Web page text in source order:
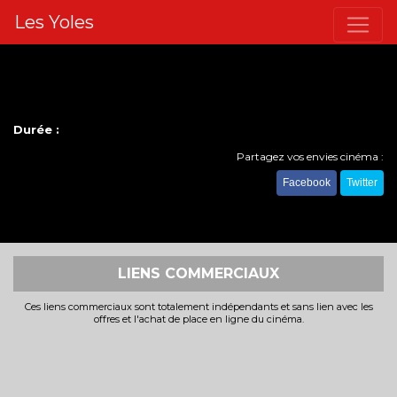
Les Yoles
Durée :
Partagez vos envies cinéma :
Facebook Twitter
LIENS COMMERCIAUX
Ces liens commerciaux sont totalement indépendants et sans lien avec les
offres et l'achat de place en ligne du cinéma.